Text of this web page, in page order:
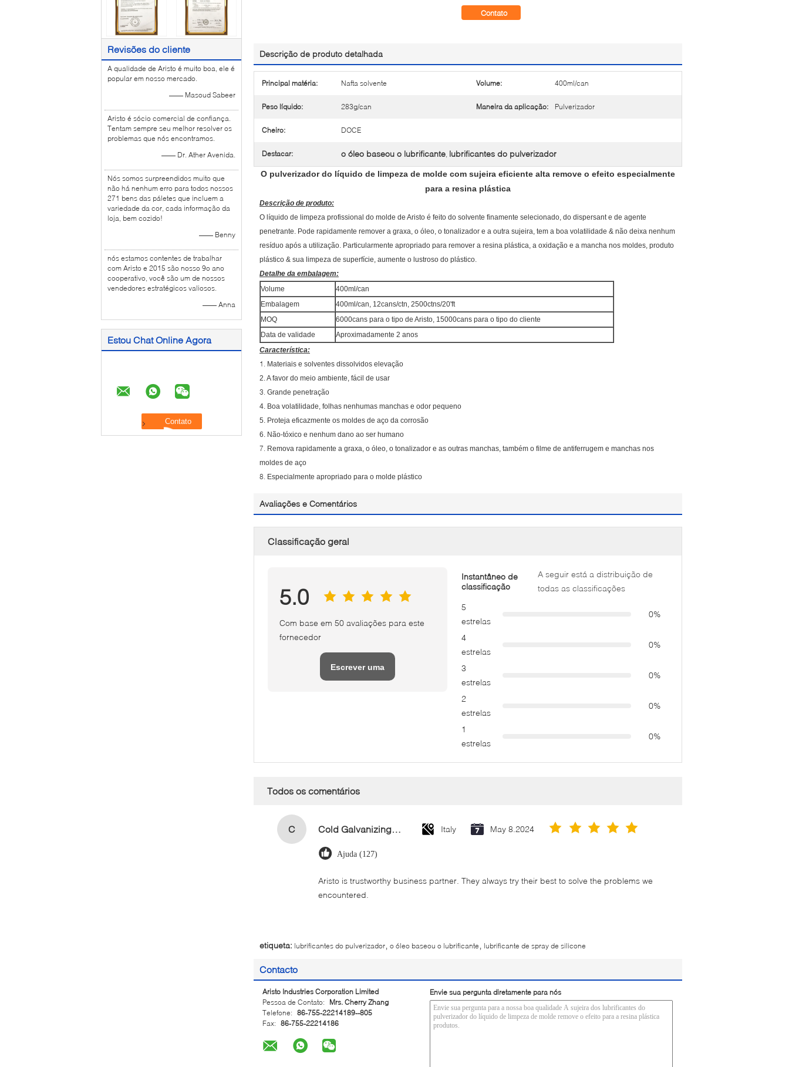
Revisões do cliente
A qualidade de Aristo é muito boa, ele é
popular em nosso mercado.
—— Masoud Sabeer
Aristo é sócio comercial de confiança.
Tentam sempre seu melhor resolver os
problemas que nós encontramos.
—— Dr. Ather Avenida.
Nós somos surpreendidos muito que
não há nenhum erro para todos nossos
271 bens das páletes que incluem a
variedade da cor, cada informação da
loja, bem cozido!
—— Benny
nós estamos contentes de trabalhar
com Aristo e 2015 são nosso 9o ano
cooperativo, você são um de nossos
vendedores estratégicos valiosos.
—— Anna
Estou Chat Online Agora
Contato
Descrição de produto detalhada
Principal matéria: Nafta solvente Volume: 400ml/can
Peso líquido: 283g/can Maneira da aplicação: Pulverizador
Cheiro: DOCE
Destacar: o óleo baseou o lubrificante, lubrificantes do pulverizador
O pulverizador do líquido de limpeza de molde com sujeira eficiente alta remove o efeito especialmente
para a resina plástica
Descrição de produto:
O líquido de limpeza profissional do molde de Aristo é feito do solvente finamente selecionado, do dispersant e de agente
penetrante. Pode rapidamente remover a graxa, o óleo, o tonalizador e a outra sujeira, tem a boa volatilidade & não deixa nenhum
resíduo após a utilização. Particularmente apropriado para remover a resina plástica, a oxidação e a mancha nos moldes, produto
plástico & sua limpeza de superfície, aumente o lustroso do plástico.
Detalhe da embalagem:
Volume
400ml/can
Embalagem
400ml/can, 12cans/ctn, 2500ctns/20'ft
MOQ
6000cans para o tipo de Aristo, 15000cans para o tipo do cliente
Data de validade
Aproximadamente 2 anos
Característica:
1. Materiais e solventes dissolvidos elevação
2. A favor do meio ambiente, fácil de usar
3. Grande penetração
4. Boa volatilidade, folhas nenhumas manchas e odor pequeno
5. Proteja eficazmente os moldes de aço da corrosão
6. Não-tóxico e nenhum dano ao ser humano
7. Remova rapidamente a graxa, o óleo, o tonalizador e as outras manchas, também o filme de antiferrugem e manchas nos
moldes de aço
8. Especialmente apropriado para o molde plástico
Avaliações e Comentários
Classificação geral
5.0
Com base em 50 avaliações para este
fornecedor
Escrever uma
Instantâneo de
classificação
A seguir está a distribuição de
todas as classificações
5
estrelas
0%
4
estrelas
0%
3
estrelas
0%
2
estrelas
0%
1
estrelas
0%
Todos os comentários
C Cold Galvanizing Zinc Spray Paint 400ml Italy May 8.2024
Ajuda (127)
Aristo is trustworthy business partner. They always try their best to solve the problems we
encountered.
etiqueta: lubrificantes do pulverizador o óleo baseou o lubrificante lubrificante de spray de silicone
Contacto
Aristo Industries Corporation Limited
Pessoa de Contato:
Mrs. Cherry Zhang
Telefone: 86-755-22214189--805
Fax: 86-755-22214186
Envie sua pergunta diretamente para nós